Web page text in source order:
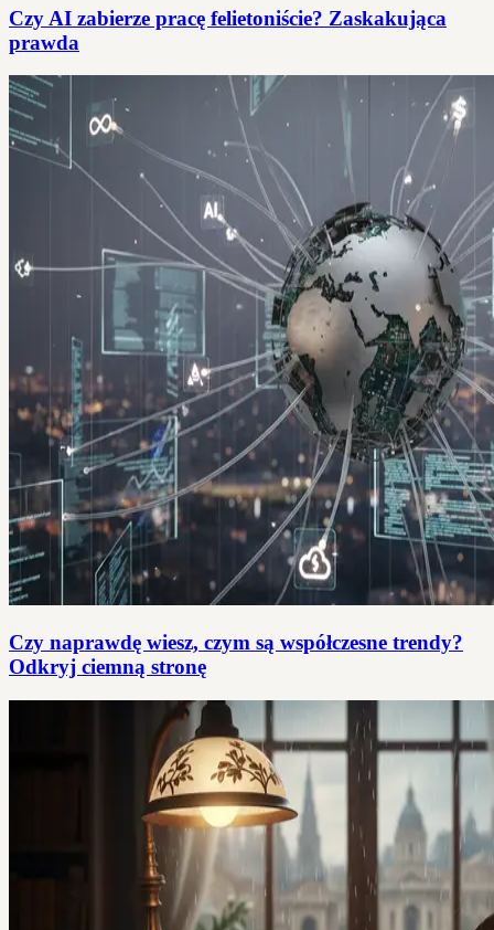
Czy AI zabierze pracę felietoniście? Zaskakująca
prawda
Czy naprawdę wiesz, czym są współczesne trendy?
Odkryj ciemną stronę